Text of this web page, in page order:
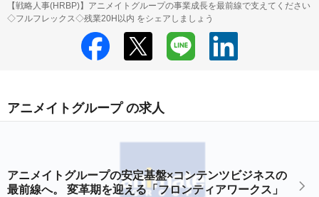
【戦略人事(HRBP)】アニメイトグループの事業成長を最前線で支えてください
◇フルフレックス◇残業20H以内 をシェアしましょう
アニメイトグループ の求人
アニメイトグループの安定基盤×コンテンツビジネスの
最前線へ。 変革期を迎える「フロンティアワークス」